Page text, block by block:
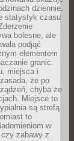
dziennie.
statystyk czasu
bolesne, ale
podjąć
elementem
granic.
miejsca i
że po
chyba że
Miejsce to
są strefą
to
w
zabawy z